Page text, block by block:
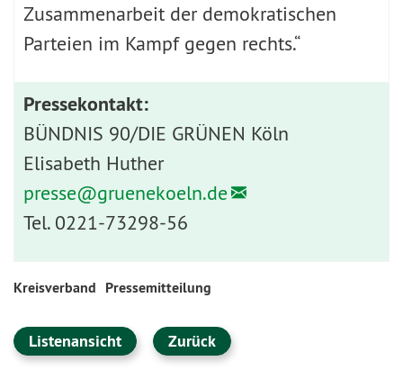
Zusammenarbeit der demokratischen
Parteien im Kampf gegen rechts.“
Pressekontakt:
BÜNDNIS 90/DIE GRÜNEN Köln
Elisabeth Huther
presse@gruenekoeln.de
Tel. 0221-73298-56
Kreisverband Pressemitteilung
Listenansicht Zurück